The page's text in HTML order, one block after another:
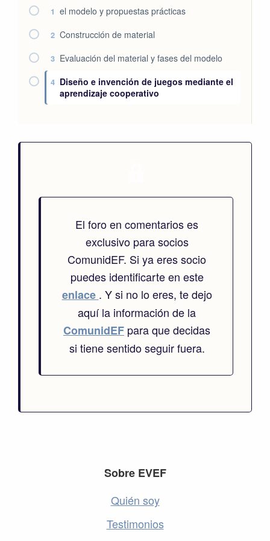
1 el modelo y propuestas prácticas
2 Construcción de material
3 Evaluación del material y fases del modelo
4 Diseño e invención de juegos mediante el
aprendizaje cooperativo
El foro en comentarios es
exclusivo para socios
ComunidEF. Si ya eres socio
puedes identificarte en este
enlace . Y si no lo eres, te dejo
aquí la información de la
ComunidEF para que decidas
si tiene sentido seguir fuera.
Sobre EVEF
Quién soy
Testimonios